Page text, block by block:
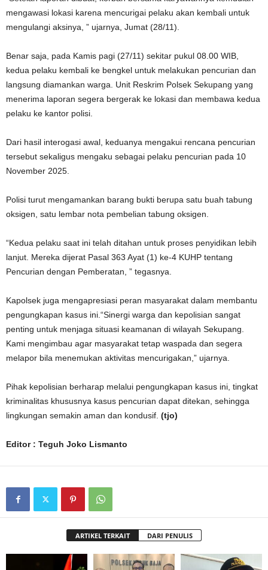
mengawasi lokasi karena mencurigai pelaku akan kembali untuk
mengulangi aksinya, ” ujarnya, Jumat (28/11).
Benar saja, pada Kamis pagi (27/11) sekitar pukul 08.00 WIB,
kedua pelaku kembali ke bengkel untuk melakukan pencurian dan
langsung diamankan warga. Unit Reskrim Polsek Sekupang yang
menerima laporan segera bergerak ke lokasi dan membawa kedua
pelaku ke kantor polisi.
Dari hasil interogasi awal, keduanya mengakui rencana pencurian
tersebut sekaligus mengaku sebagai pelaku pencurian pada 10
November 2025.
Polisi turut mengamankan barang bukti berupa satu buah tabung
oksigen, satu lembar nota pembelian tabung oksigen.
“Kedua pelaku saat ini telah ditahan untuk proses penyidikan lebih
lanjut. Mereka dijerat Pasal 363 Ayat (1) ke-4 KUHP tentang
Pencurian dengan Pemberatan, ” tegasnya.
Kapolsek juga mengapresiasi peran masyarakat dalam membantu
pengungkapan kasus ini.“Sinergi warga dan kepolisian sangat
penting untuk menjaga situasi keamanan di wilayah Sekupang.
Kami mengimbau agar masyarakat tetap waspada dan segera
melapor bila menemukan aktivitas mencurigakan,” ujarnya.
Pihak kepolisian berharap melalui pengungkapan kasus ini, tingkat
kriminalitas khususnya kasus pencurian dapat ditekan, sehingga
lingkungan semakin aman dan kondusif. (tjo)
Editor : Teguh Joko Lismanto
ARTIKEL TERKAIT DARI PENULIS